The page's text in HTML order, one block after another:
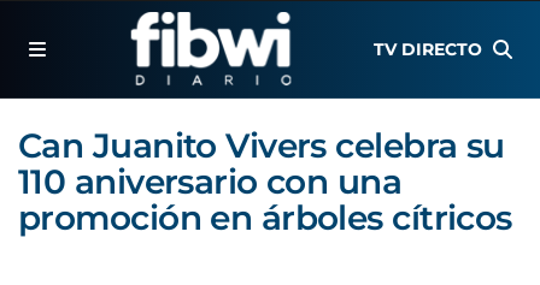
TV DIRECTO
Can Juanito Vivers celebra su
110 aniversario con una
promoción en árboles cítricos